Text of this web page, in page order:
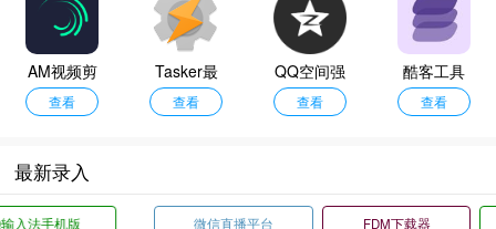
AM视频剪
辑
查看
Tasker最
新版
查看
QQ空间强
制查看器
查看
酷客工具
箱
查看
最新录入
微信直播平台 FDM下载器 傲娇壁纸